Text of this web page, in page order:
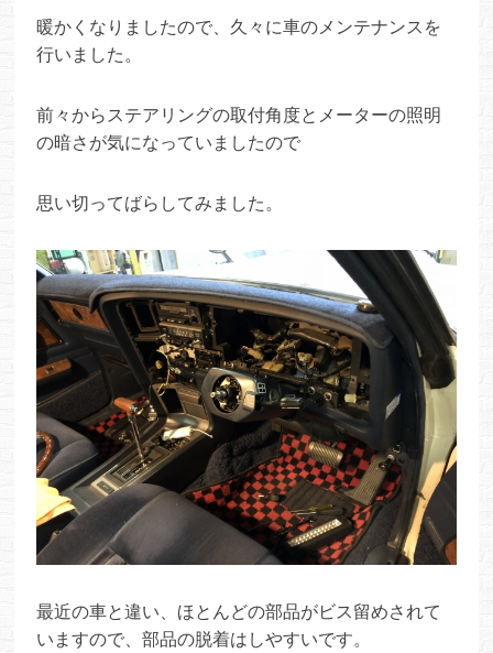
暖かくなりましたので、久々に車のメンテナンスを
行いました。
前々からステアリングの取付角度とメーターの照明
の暗さが気になっていましたので
思い切ってばらしてみました。
最近の車と違い、ほとんどの部品がビス留めされて
いますので、部品の脱着はしやすいです。